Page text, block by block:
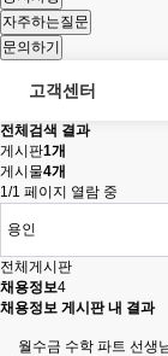
고객센터
전체검색 결과
게시판1개
게시물4개
1/1 페이지 열람 중
전체게시판
채용정보4
채용정보 게시판 내 결과
월수금 수학 파트 선생